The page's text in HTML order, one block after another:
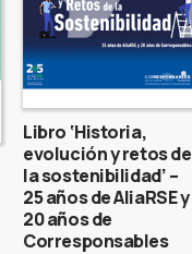
Libro ‘Historia,
evolución y retos de
la sostenibilidad’ –
25 años de AliaRSE y
20 años de
Corresponsables